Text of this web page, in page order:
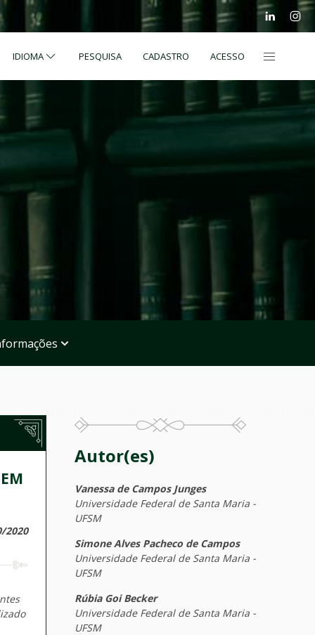
IDIOMA PESQUISA CADASTRO ACESSO
2020
Autor(es)
Vanessa de Campos Junges
Universidade Federal de Santa Maria -
UFSM
Simone Alves Pacheco de Campos
Universidade Federal de Santa Maria -
UFSM
Rúbia Goi Becker
Universidade Federal de Santa Maria -
UFSM